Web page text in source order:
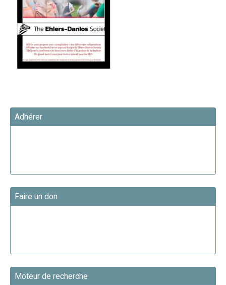
Adhérer
Faire un don
Moteur de recherche